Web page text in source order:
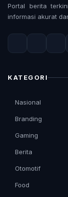
Portal berita
informasi akurat
KATEGORI
Nasional
Branding
Gaming
Berita
Otomotif
Food